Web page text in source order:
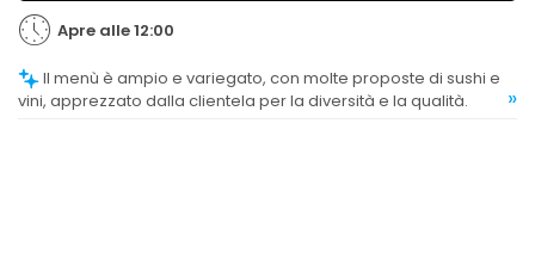
Apre alle 12:00
vini, apprezzato dalla clientela per la diversità e la qualità.
»